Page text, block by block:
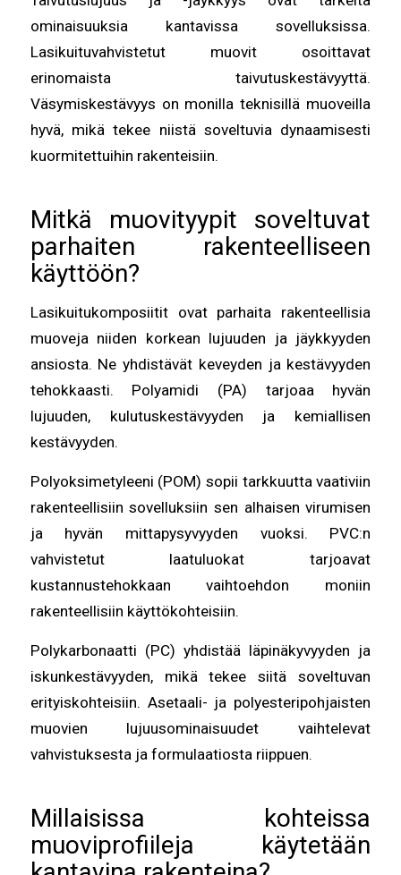
ominaisuuksia kantavissa sovelluksissa.
Lasikuituvahvistetut muovit osoittavat
erinomaista taivutuskestävyyttä.
Väsymiskestävyys on monilla teknisillä muoveilla
hyvä, mikä tekee niistä soveltuvia dynaamisesti
kuormitettuihin rakenteisiin.
Mitkä muovityypit soveltuvat
parhaiten rakenteelliseen
käyttöön?
Lasikuitukomposiitit ovat parhaita rakenteellisia
muoveja niiden korkean lujuuden ja jäykkyyden
ansiosta. Ne yhdistävät keveyden ja kestävyyden
tehokkaasti. Polyamidi (PA) tarjoaa hyvän
lujuuden, kulutuskestävyyden ja kemiallisen
kestävyyden.
Polyoksimetyleeni (POM) sopii tarkkuutta vaativiin
rakenteellisiin sovelluksiin sen alhaisen virumisen
ja hyvän mittapysyvyyden vuoksi. PVC:n
vahvistetut laatuluokat tarjoavat
kustannustehokkaan vaihtoehdon moniin
rakenteellisiin käyttökohteisiin.
Polykarbonaatti (PC) yhdistää läpinäkyvyyden ja
iskunkestävyyden, mikä tekee siitä soveltuvan
erityiskohteisiin. Asetaali- ja polyesteripohjaisten
muovien lujuusominaisuudet vaihtelevat
vahvistuksesta ja formulaatiosta riippuen.
Millaisissa kohteissa
muoviprofiileja käytetään